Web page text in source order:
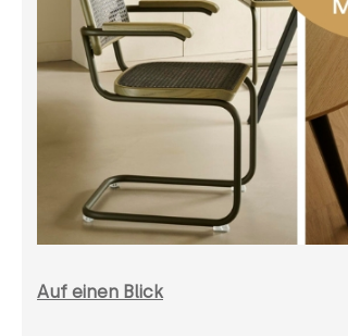
Auf einen Blick